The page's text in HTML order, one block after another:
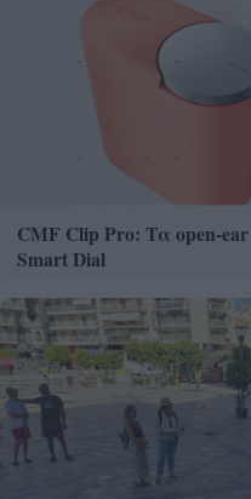
CMF Clip Pro: Τα open-
Smart Dial